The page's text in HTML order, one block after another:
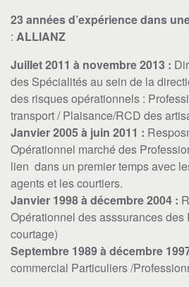
23 années d’expérience dans
: ALLIANZ
Juillet 2011 à novembre 2013 :
des Spécialités au sein de la
des risques opérationnels :
transport / Plaisance/RCD des
Janvier 2005 à juin 2011 :
Opérationnel marché des
lien dans un premier temps avec
agents et les courtiers.
Janvier 1998 à décembre 2004 :
Opérationnel des asssurances des
courtage)
Septembre 1989 à décembre
commercial Particuliers /